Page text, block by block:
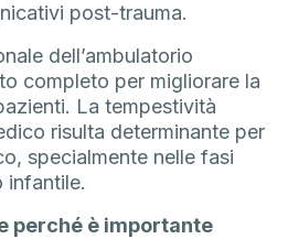
post-trauma.
dell’ambulatorio
completo per migliorare la
La tempestività
risulta determinante per
specialmente nelle fasi
infantile.
perché è importante